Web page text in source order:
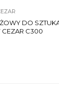
DO
CEZAR C300